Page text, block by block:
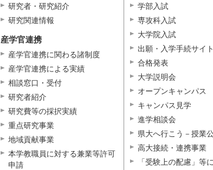
研究者・研究紹介
研究関連情報
産学官連携
産学官連携に関わる諸制度
産学官連携による実績
相談窓口・受付
研究者紹介
研究費等の採択実績
重点研究事業
地域貢献事業
本学教職員に対する兼業等許可
申請
学部入試
専攻科入試
大学院入試
出願・入学手続サイト
合格発表
大学説明会
オープンキャンパス
キャンパス見学
進学相談会
県大へ行こう－授業
高大接続・連携事業
「受験上の配慮」等